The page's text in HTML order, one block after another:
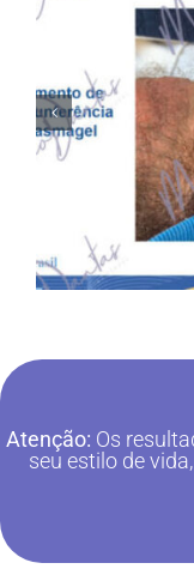
Atenção: Os
seu estilo de